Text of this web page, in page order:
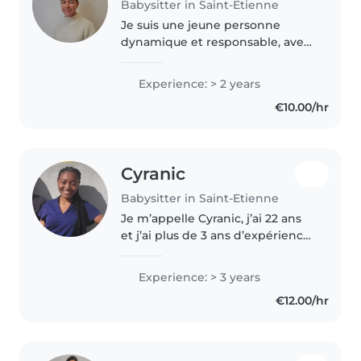
Babysitter in Saint-Etienne
Je suis une jeune personne
dynamique et responsable, avec
des enfants d'âge préscolaire et
Experience: > 2 years
€10.00/hr
Cyranic
Babysitter in Saint-Etienne
Je m’appelle Cyranic, j’ai 22 ans
et j’ai plus de 3 ans d’expérience
baby-sitter est pour moi un vrai
plaisir : j’aime partager des
Experience: > 3 years
€12.00/hr